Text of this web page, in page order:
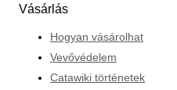
Vásárlás
Hogyan vásárolhat
Vevővédelem
Catawiki történetek